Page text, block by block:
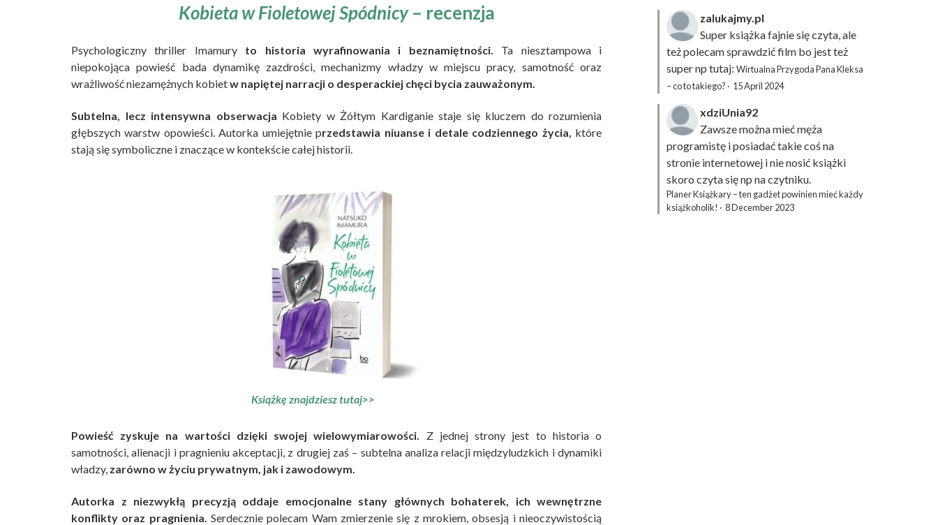
Kobieta w Fioletowej Spódnicy– recenzja
Psychologiczny thriller Imamury to historia wyrafinowania i beznamiętności. Ta niesztampowa i
niepokojąca powieść bada dynamikę zazdrości, mechanizmy władzy w miejscu pracy, samotność oraz
wrażliwość niezamężnych kobietw napiętej narracji o desperackiej chęci bycia zauważonym.
Subtelna, lecz intensywna obserwacja Kobiety w Żółtym Kardiganie staje się kluczem do rozumienia
głębszych warstw opowieści. Autorka umiejętnie przedstawia niuanse i detale codziennego życia, które
stają się symboliczne i znaczące w kontekście całej historii.
Książkę znajdziesz tutaj>>
Powieść zyskuje na wartości dzięki swojej wielowymiarowości. Z jednej strony jest to historia o
samotności, alienacji i pragnieniu akceptacji, z drugiej zaś – subtelna analiza relacji międzyludzkich i dynamiki
władzy, zarówno w życiu prywatnym, jak i zawodowym.
Autorka z niezwykłą precyzją oddaje emocjonalne stany głównych bohaterek, ich wewnętrzne
konflikty oraz pragnienia. Serdecznie polecam Wam zmierzenie się z mrokiem, obsesją i nieoczywistością
zalukajmy.pl
Super książka fajnie się czyta, ale
też polecam sprawdzić film bo jest też
super np tutaj: Wirtualna Przygoda Pana Kleksa
– co to takiego? · 15 April 2024
xdziUnia92
Zawsze można mieć męża
programistę i posiadać takie coś na
stronie internetowej i nie nosić książki
skoro czyta się np na czytniku.
Planer Książkary – ten gadżet powinien mieć każdy
książkoholik! · 8 December 2023